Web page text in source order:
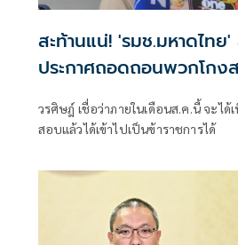
สะท้านแน่! 'รมช.มหาดไทย
ประกาศถอดถอนพวกโก
ตำแหน่ง
วรศิษฎ์ เชื่อว่าภายในเดือนส.ค.นี้ จะไ
สอบแล้วได้เข้าไปเป็นข้าราชการได้